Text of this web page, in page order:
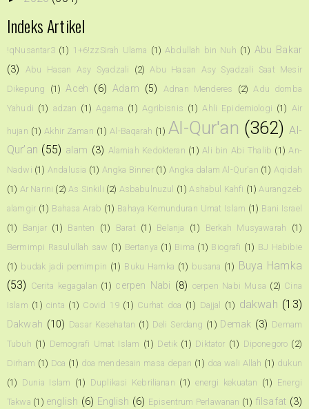
Indeks Artikel
!qNusantar3 (1) 1+6!zzSirah Ulama (1) Abdullah bin Nuh (1) Abu Bakar
(3)
Abu Hasan Asy Syadzali (2) Abu Hasan Asy Syadzali Saat Mesir
Dikepung
(1) Aceh (6) Adam (5) Adnan Menderes (2) Adu domba
Yahudi (1) adzan (1) Agama (1) Agribisnis (1) Ahli Epidemiologi (1) Air
hujan (1) Akhir Zaman (1) Al-Baqarah (1) Al-Qur'an (362) Al-
Qur’an (55) alam (3) Alamiah Kedokteran (1) Ali bin Abi Thalib (1) An-
Nadwi (1) Andalusia (1) Angka Binner (1) Angka dalam Al-Qur'an (1) Aqidah
(1) Ar Narini (2) As Sinkili (2) Asbabulnuzul (1) Ashabul Kahfi (1) Aurangzeb
alamgir (1) Bahasa Arab (1) Bahaya Kemunduran Umat Islam (1) Bani Israel
(1)
Banjar (1) Banten (1) Barat (1) Belanja (1) Berkah Musyawarah
(1)
Bermimpi Rasulullah saw (1) Bertanya (1) Bima (1) Biografi (1) BJ Habibie
(1) budak jadi pemimpin (1) Buku Hamka (1) busana (1) Buya Hamka
(53) Cerita kegagalan (1) cerpen Nabi (8) cerpen Nabi Musa (2) Cina
Islam (1) cinta (1) Covid 19 (1) Curhat doa (1) Dajjal (1) dakwah (13)
Dakwah (10) Dasar Kesehatan (1) Deli Serdang (1) Demak (3) Demam
Tubuh (1) Demografi Umat Islam (1) Detik (1) Diktator (1) Diponegoro (2)
Dirham (1) Doa (1) doa mendesain masa depan (1) doa wali Allah (1) dukun
(1) Dunia Islam (1) Duplikasi Kebrilianan (1) energi kekuatan (1) Energi
Takwa (1) english (6) English (6) Episentrum Perlawanan (1) filsafat (3)